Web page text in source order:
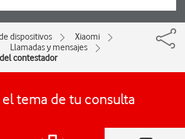
dispositivos
Xiaomi
Llamadas y mensajes
contestador
el tema de tu consulta